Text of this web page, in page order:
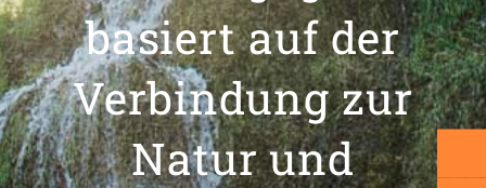
basiert auf der
Verbindung zur
Natur und